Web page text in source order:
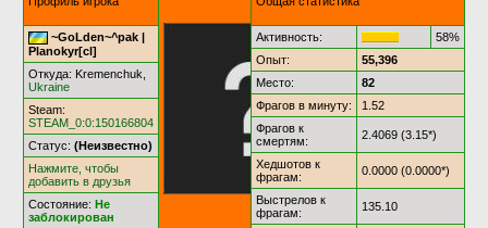
~GoLden~^pak |
Planokyr[cl]
Откуда: Kremenchuk,
Ukraine
Steam:
STEAM_0:0:150166804
Статус: (Неизвестно)
Нажмите, чтобы
добавить в друзья
Состояние: Не
заблокирован
Активность:
58%
Опыт:
55,396
Место:
82
Фрагов в минуту:
1.52
Фрагов к
смертям:
2.4069 (3.15*)
Хедшотов к
фрагам:
0.0000 (0.0000*)
Выстрелов к
фрагам:
135.10